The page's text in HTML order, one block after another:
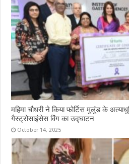
महिमा चौधरी ने किया फोर्टिस मुलुंड के
गैस्ट्रोसाइंसेस विंग का उद्घाटन
October 14, 2025